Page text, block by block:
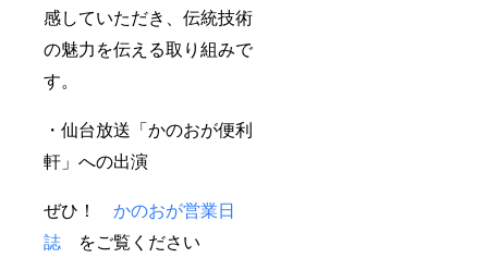
感していただき、伝統技術
の魅力を伝える取り組みで
す。
・仙台放送「かのおが便利
軒」への出演
ぜひ！ かのおが営業日
誌 をご覧ください